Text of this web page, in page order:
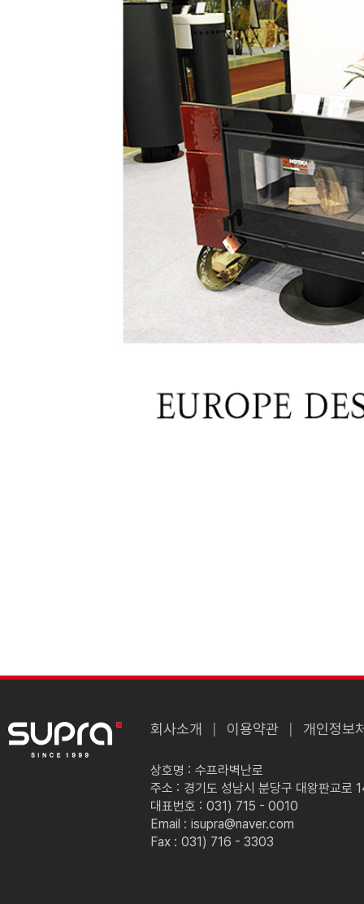
회사소개 이용약관 개인정보
상호명 : 수프라벽난로
주소 : 경기도 성남시 분당구 대왕판교로
대표번호 : 031) 715 - 0010
Email : isupra@naver.com
Fax : 031) 716 - 3303